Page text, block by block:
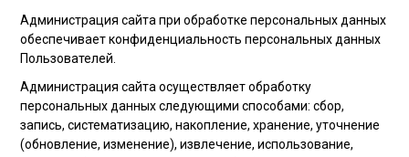
Администрация сайта при обработке персональных данных
обеспечивает конфиденциальность персональных данных
Пользователей.
Администрация сайта осуществляет обработку
персональных данных следующими способами: сбор,
запись, систематизацию, накопление, хранение, уточнение
(обновление, изменение), извлечение, использование,